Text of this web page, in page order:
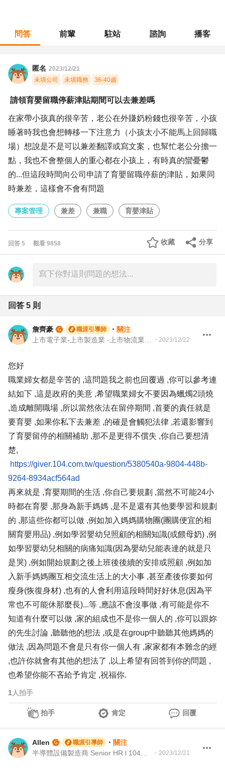
問答 前輩 駐站 諮詢 播客
匿名 2023/12/21
未填公司
未填職務 36-40歲
請領育嬰留職停薪津貼期間可以去兼差嗎
在家帶小孩真的很辛苦，老公在外賺奶粉錢也很辛苦，小孩
睡著時我也會想轉移一下注意力（小孩太小不能馬上回歸職
場）想說是不是可以兼差翻譯或寫文案，也幫忙老公分擔一
點，我也不會整個人的重心都在小孩上，有時真的蠻憂鬱
的...但這段時間向公司申請了育嬰留職停薪的津貼，如果同
時兼差，這樣會不會有問題
專案管理 兼差 兼職 育嬰津貼
回答 5 觀看 9858 分享
收藏
回答 5 則
詹齊豪 職涯引導師 ・ 關注
・ 2023/12/22
您好
職業婦女都是辛苦的 ,這問題我之前也回覆過 ,你可以參考連
結如下 ,這是政府的美意 ,希望職業婦女不要因為蠟燭2頭燒
,造成離開職場 ,所以當然依法在留停期間 ,首要的責任就是
要育嬰 ,如果你私下去兼差 ,的確是會觸犯法律 ,若還影響到
了育嬰留停的相關補助 ,那不是更得不償失 ,你自己要想清
楚,
https://giver.104.com.tw/question/5380540a-9804-448b-
9264-8934acf564ad
再來就是 ,育嬰期間的生活 ,你自己要規劃 ,當然不可能24小
時都在育嬰 ,那身為新手媽媽 ,是不是還有其他要學習和規劃
的 ,那這些你都可以做 ,例如加入媽媽購物團(團購便宜的相
關育嬰用品) ,例如學習嬰幼兒照顧的相關知識(或餵母奶) ,例
如學習嬰幼兒相關的病痛知識(因為嬰幼兒能表達的就是只
是哭) ,例如開始規劃之後上班後後續的安排或照顧 ,例如加
入新手媽媽團互相交流生活上的大小事 ,甚至產後你要如何
瘦身(恢復身材) ,也有的人會利用這段時間好好休息(因為平
常也不可能休那麼長)...等 ,應該不會沒事做 ,有可能是你不
知道有什麼可以做 ,家的組成也不是你一個人的 ,你可以跟妳
的先生討論 ,聽聽他的想法 ,或是在group中聽聽其他媽媽的
做法 ,因為問題不會是只有你一個人有 ,家家都有本難念的經
,也許你就會有其他的想法了 ,以上希望有回答到你的問題 ,
也希望你能不吝給予肯定 ,祝福你.
1 人拍手
拍手 肯定 回覆
Allen 職涯引導師 ・ 關注
・ 2023/12/21